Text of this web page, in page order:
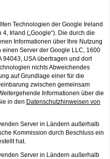
Technologien der Google Ireland
Irland („Google“). Die durch die
Informationen über Ihre Nutzung
Server der Google LLC, 1600
94043, USA übertragen und dort
nichts Abweichendes
auf Grundlage einer für die
zwischen gemeinsam
Informationen über die
in den Datenschutzhinweisen von
Server in Ländern außerhalb
Kommission durch Beschluss ein
hat.
Server in Ländern außerhalb